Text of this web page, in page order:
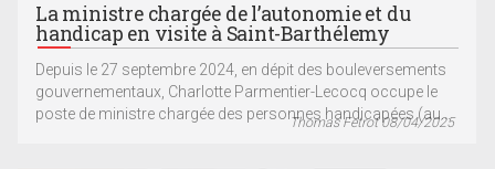
La ministre chargée de l’autonomie et du
handicap en visite à Saint-Barthélemy
Depuis le 27 septembre 2024, en dépit des bouleversements
gouvernementaux, Charlotte Parmentier-Lecocq occupe le
poste de ministre chargée des personnes handicapées (au...
Thomas Fetrot 08/04/2025